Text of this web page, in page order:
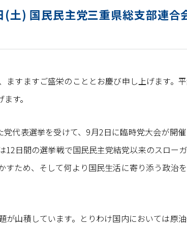
土) 国民民主党三重県総支部連合
すますご盛栄のこととお慶び申し上げます。
す。
代表選挙を受けて、9月2日に臨時党大会が開
12日間の選挙戦で国民民主党結党以来のスロー
すため、そして何より国民生活に寄り添う政治
が山積しています。とりわけ国内においては原